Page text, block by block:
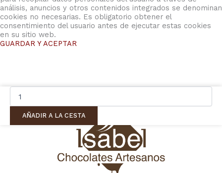
análisis, anuncios y otros contenidos integrados se denominan
cookies no necesarias. Es obligatorio obtener el
consentimiento del usuario antes de ejecutar estas cookies
en su sitio web.
GUARDAR Y ACEPTAR
BIO&FT
Chocolate
AÑADIR A LA CESTA